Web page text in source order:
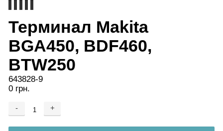
Терминал Makita
BGA450, BDF460,
BTW250
643828-9
0 грн.
- +